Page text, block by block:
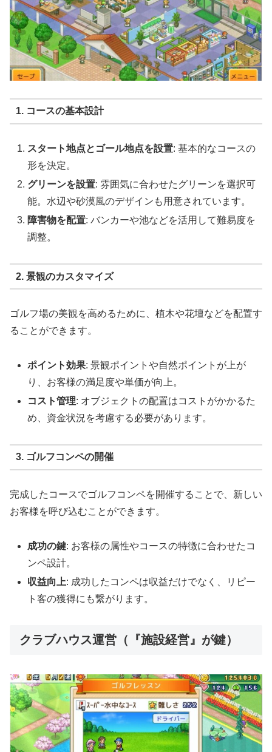
1. コースの基本設計
スタート地点とゴール地点を設置: 基本的なコースの
形を決定。
グリーンを設置: 雰囲気に合わせたグリーンを選択可
能。水辺や砂漠風のデザインも用意されています。
障害物を配置: バンカーや池などを活用して難易度を
調整。
2. 景観のカスタマイズ
ゴルフ場の美観を高めるために、植木や花壇などを配置す
ることができます。
ポイント効果: 景観ポイントや自然ポイントが上が
り、お客様の満足度や単価が向上。
コスト管理: オブジェクトの配置はコストがかかるた
め、資金状況を考慮する必要があります。
3. ゴルフコンペの開催
完成したコースでゴルフコンペを開催することで、新しい
お客様を呼び込むことができます。
成功の鍵: お客様の属性やコースの特徴に合わせたコ
ンペ設計。
収益向上: 成功したコンペは収益だけでなく、リピー
ト客の獲得にも繋がります。
クラブハウス運営（『施設経営』が鍵）